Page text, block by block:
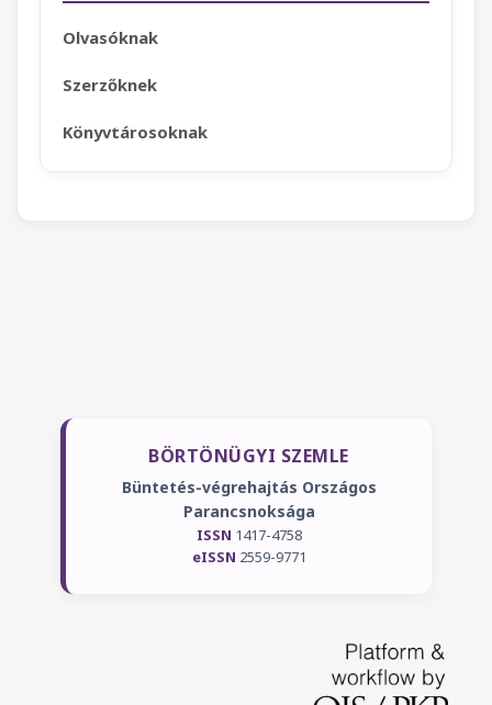
Olvasóknak
Szerzőknek
Könyvtárosoknak
BÖRTÖNÜGYI SZEMLE
Büntetés-végrehajtás Országos
Parancsnoksága
ISSN 1417-4758
eISSN 2559-9771